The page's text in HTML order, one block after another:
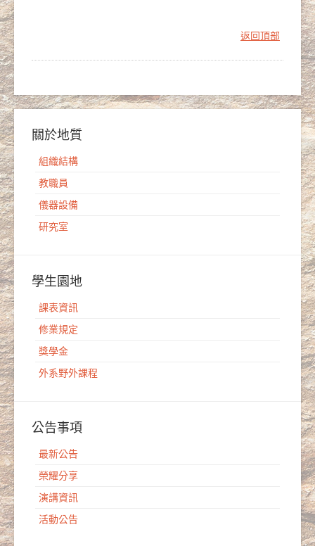
返回頂部
關於地質
組織結構
教職員
儀器設備
研究室
學生園地
課表資訊
修業規定
獎學金
外系野外課程
公告事項
最新公告
榮耀分享
演講資訊
活動公告